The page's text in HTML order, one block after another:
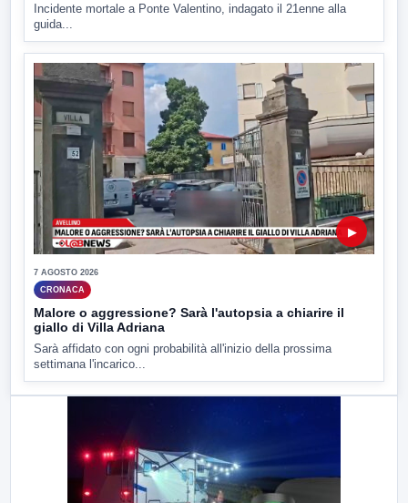
Incidente mortale a Ponte Valentino, indagato il 21enne alla
guida...
▶
7 AGOSTO 2026
CRONACA
Malore o aggressione? Sarà l'autopsia a chiarire il
giallo di Villa Adriana
Sarà affidato con ogni probabilità all'inizio della prossima
settimana l'incarico...